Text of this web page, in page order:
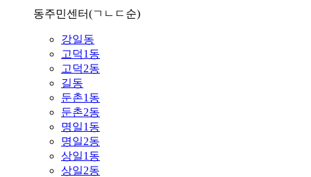
동주민센터(ㄱㄴㄷ순)
강일동
고덕1동
고덕2동
길동
둔촌1동
둔촌2동
명일1동
명일2동
상일1동
상일2동